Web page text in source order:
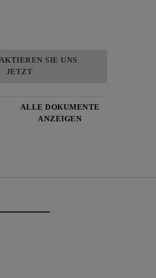
SIE UNS
JETZT
ALLE DOKUMENTE
ANZEIGEN